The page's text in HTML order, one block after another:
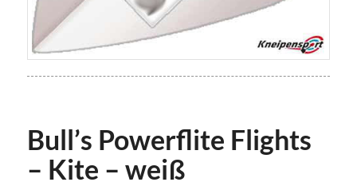
Bull’s Powerflite Flights
– Kite – weiß